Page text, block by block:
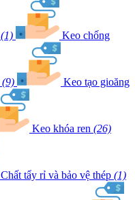
(1) Keo chống
(9) Keo tạo gioăng
Keo khóa ren (26)
Chất tẩy rỉ và bảo vệ thép (1)